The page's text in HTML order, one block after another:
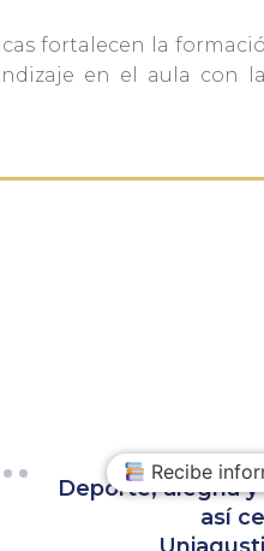
fortalecen la
en el aula con
Deporte, alegría
así
Recibe